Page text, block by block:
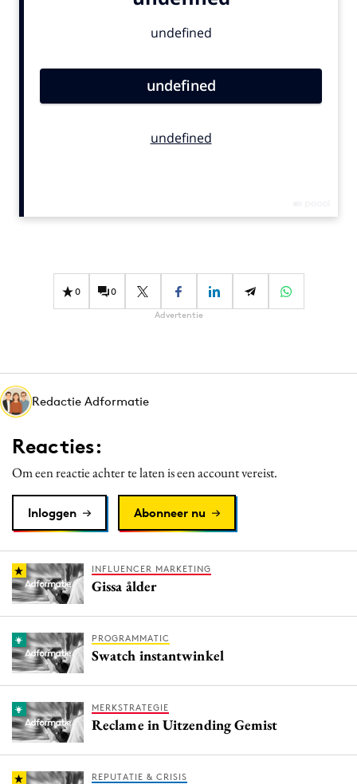
Gedragsverandering
Influencer marketing
Media
Merkstrategie
PR
Programmatic
Purpose Marketing
Reputatie & crisis
0 0
Advertentie
Redactie Adformatie
Reacties:
Om een reactie achter te laten is een account vereist.
Inloggen Abonneer nu
INFLUENCER MARKETING
Gissa ålder
PROGRAMMATIC
Swatch instantwinkel
MERKSTRATEGIE
Reclame in Uitzending Gemist
REPUTATIE & CRISIS